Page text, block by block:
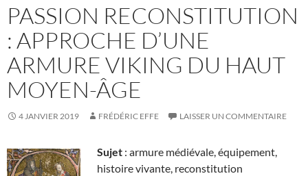
PASSION RECONSTITUTION
: APPROCHE D’UNE
ARMURE VIKING DU HAUT
MOYEN-ÂGE
4 JANVIER 2019 FRÉDÉRIC EFFE LAISSER UN COMMENTAIRE
Sujet : armure médiévale, équipement,
histoire vivante, reconstitution